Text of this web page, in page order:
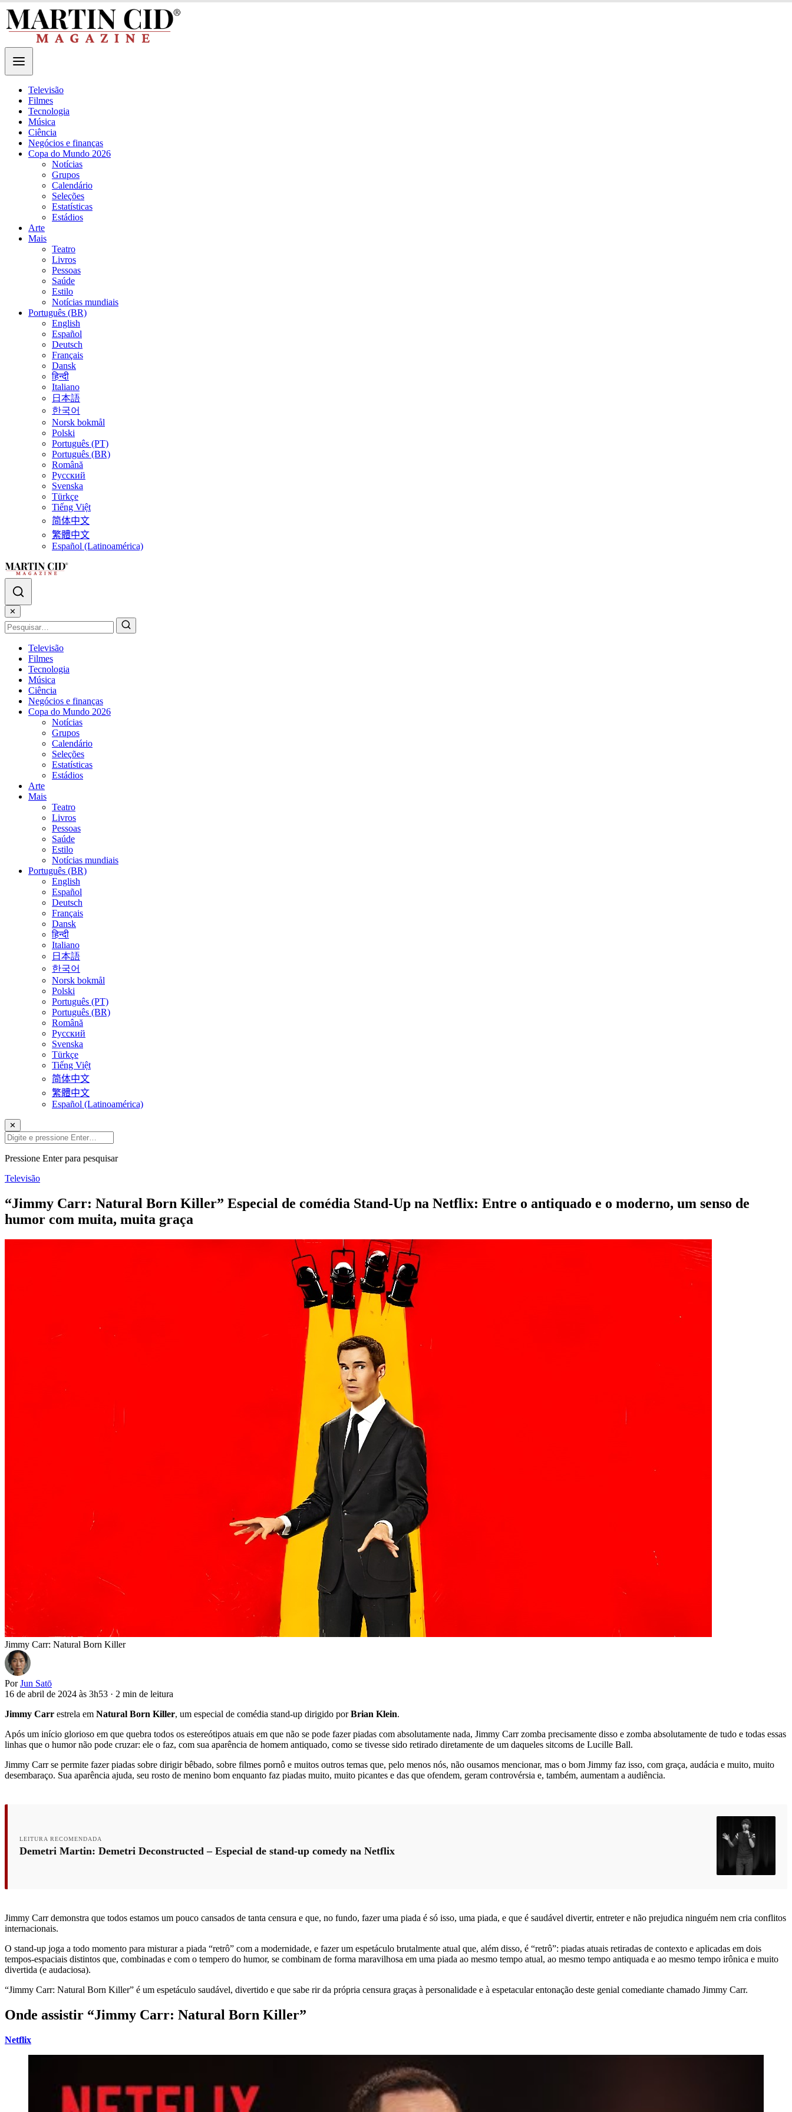
Televisão
Filmes
Tecnologia
Música
Ciência
Negócios e finanças
Copa do Mundo 2026
Notícias
Grupos
Calendário
Seleções
Estatísticas
Estádios
Arte
Mais
Teatro
Livros
Pessoas
Saúde
Estilo
Notícias mundiais
Português (BR)
English
Español
Deutsch
Français
Dansk
हिन्दी
Italiano
日本語
한국어
Norsk bokmål
Polski
Português (PT)
Português (BR)
Română
Русский
Svenska
Türkçe
Tiếng Việt
简体中文
繁體中文
Español (Latinoamérica)
✕
Televisão
Filmes
Tecnologia
Música
Ciência
Negócios e finanças
Copa do Mundo 2026
Notícias
Grupos
Calendário
Seleções
Estatísticas
Estádios
Arte
Mais
Teatro
Livros
Pessoas
Saúde
Estilo
Notícias mundiais
Português (BR)
English
Español
Deutsch
Français
Dansk
हिन्दी
Italiano
日本語
한국어
Norsk bokmål
Polski
Português (PT)
Português (BR)
Română
Русский
Svenska
Türkçe
Tiếng Việt
简体中文
繁體中文
Español (Latinoamérica)
✕
Pressione Enter para pesquisar
Televisão
“Jimmy Carr: Natural Born Killer” Especial de comédia Stand-Up na Netflix: Entre o antiquado e o moderno, um senso de
humor com muita, muita graça
Jimmy Carr: Natural Born Killer
Por Jun Satō
16 de abril de 2024 às 3h53 · 2 min de leitura
Jimmy Carr estrela em Natural Born Killer, um especial de comédia stand-up dirigido porBrian Klein.
Após um início glorioso em que quebra todos os estereótipos atuais em que não se pode fazer piadas com absolutamente nada, Jimmy Carr zomba precisamente disso e zomba absolutamente de tudo e todas essas
linhas que o humor não pode cruzar: ele o faz, com sua aparência de homem antiquado, como se tivesse sido retirado diretamente de um daqueles sitcoms de Lucille Ball.
Jimmy Carr se permite fazer piadas sobre dirigir bêbado, sobre filmes pornô e muitos outros temas que, pelo menos nós, não ousamos mencionar, mas o bom Jimmy faz isso, com graça, audácia e muito, muito
desembaraço. Sua aparência ajuda, seu rosto de menino bom enquanto faz piadas muito, muito picantes e das que ofendem, geram controvérsia e, também, aumentam a audiência.
LEITURA RECOMENDADA
Demetri Martin: Demetri Deconstructed – Especial de stand-up comedy na Netflix
Jimmy Carr demonstra que todos estamos um pouco cansados de tanta censura e que, no fundo, fazer uma piada é só isso, uma piada, e que é saudável divertir, entreter e não prejudica ninguém nem cria conflitos
internacionais.
O stand-up joga a todo momento para misturar a piada “retrô” com a modernidade, e fazer um espetáculo brutalmente atual que, além disso, é “retrô”: piadas atuais retiradas de contexto e aplicadas em dois
tempos-espaciais distintos que, combinadas e com o tempero do humor, se combinam de forma maravilhosa em uma piada ao mesmo tempo atual, ao mesmo tempo antiquada e ao mesmo tempo irônica e muito
divertida (e audaciosa).
“Jimmy Carr: Natural Born Killer” é um espetáculo saudável, divertido e que sabe rir da própria censura graças à personalidade e à espetacular entonação deste genial comediante chamado Jimmy Carr.
Onde assistir “Jimmy Carr: Natural Born Killer”
Netflix